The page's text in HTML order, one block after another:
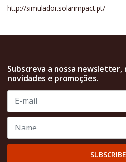
http://simulador.solarimpact.pt/
Subscreva a nossa newsletter,
novidades e promoções.
SUBSCRIBE